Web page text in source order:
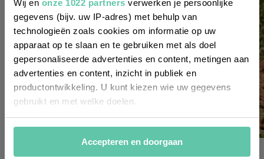
Wij en onze 1022 partners verwerken je persoonlijke
gegevens (bijv. uw IP-adres) met behulp van
technologieën zoals cookies om informatie op uw
apparaat op te slaan en te gebruiken met als doel
gepersonaliseerde advertenties en content, metingen aan
advertenties en content, inzicht in publiek en
productontwikkeling. U kunt kiezen wie uw gegevens
gebruikt en met welke doelen.
Als u het toestaat, willen we ook graag:
Informatie verzamelen over uw geografische
Accepteren en doorgaan
van de laatste nieuwtjes, leuke adressen
en inspirerende tips voor Frankrijk? Meld
je dan aan voor onze 2-wekelijkse
nieuwsbrief. Zo gedaan!